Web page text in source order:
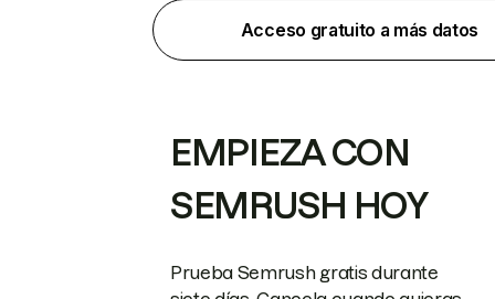
Acceso gratuito a más datos
EMPIEZA CON
SEMRUSH HOY
Prueba Semrush gratis durante